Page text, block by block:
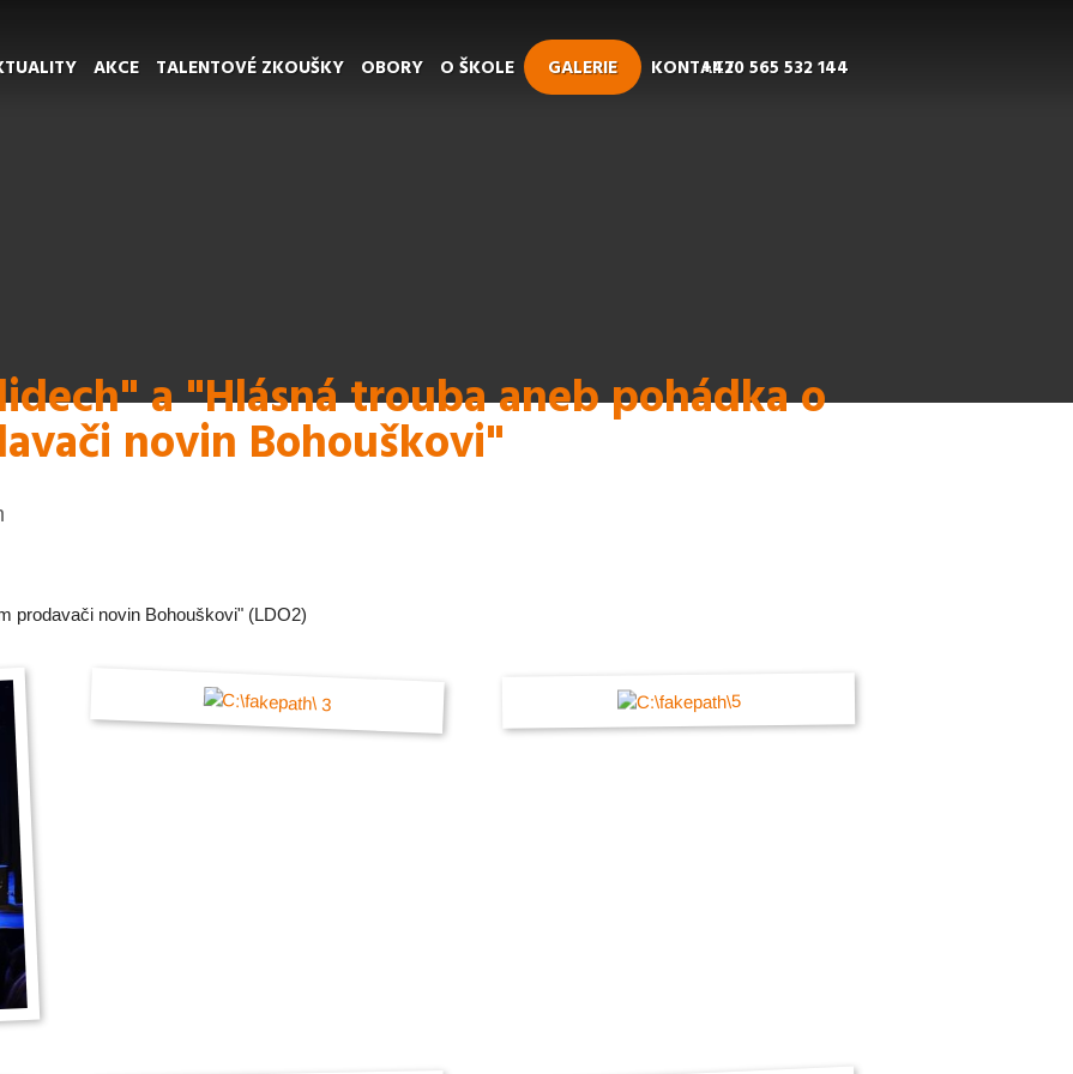
AKCE TALENTOVÉ ZKOUŠKY OBORY O ŠKOLE GALERIE KONTAKT+420 565 532 144
a "Hlásná trouba aneb pohádka o
novin Bohouškovi"
prodavači novin Bohouškovi" (LDO2)